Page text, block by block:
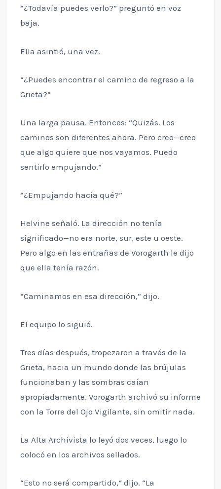
“¿Todavía puedes verlo?” preguntó en voz
baja.
Ella asintió, una vez.
“¿Puedes encontrar el camino de regreso a la
Grieta?”
Una larga pausa. Entonces: “Quizás. Los
caminos son diferentes ahora. Pero creo—creo
que algo quiere que nos vayamos. Puedo
sentirlo empujando.”
“¿Empujando hacia qué?”
Helvine señaló. La dirección no tenía
significado—no era norte, sur, este u oeste.
Pero algo en las entrañas de Vorogarth le dijo
que ella tenía razón.
“Caminamos en esa dirección,” dijo.
El equipo lo siguió.
Tres días después, tropezaron a través de la
Grieta, hacia un mundo donde las brújulas
funcionaban y las sombras caían
apropiadamente. Vorogarth archivó su informe
con la Torre del Ojo Vigilante, sin omitir nada.
La Alta Archivista lo leyó dos veces, luego lo
colocó en los archivos sellados.
“Esto no será compartido,” dijo. “La